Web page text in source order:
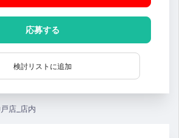
応募する
検討リストに追加